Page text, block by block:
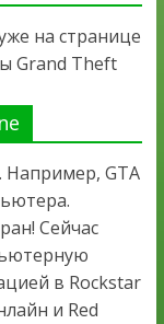
на странице
Grand Theft
Например, GTA
Сейчас
в Rockstar
и Red